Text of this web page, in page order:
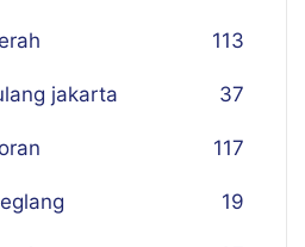
113
jakarta 37
117
19